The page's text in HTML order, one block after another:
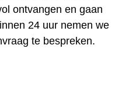
ontvangen en gaan
24 uur nemen we
te bespreken.